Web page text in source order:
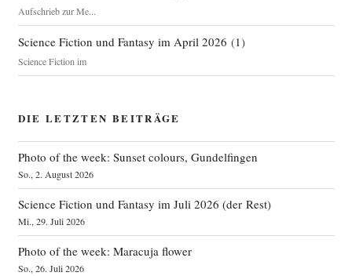
Aufschrieb zur Me...
Science Fiction und Fantasy im April 2026 (1)
Science Fiction im
DIE LETZTEN BEITRÄGE
Photo of the week: Sunset colours, Gundelfingen
So., 2. August 2026
Science Fiction und Fantasy im Juli 2026 (der Rest)
Mi., 29. Juli 2026
Photo of the week: Maracuja flower
So., 26. Juli 2026